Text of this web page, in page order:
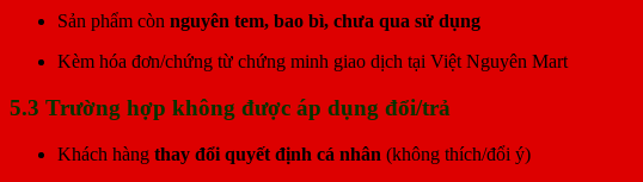
Sản phẩm còn nguyên tem, bao bì, chưa qua sử dụng
Kèm hóa đơn/chứng từ chứng minh giao dịch tại Việt Nguyên Mart
5.3 Trường hợp không được áp dụng đổi/trả
Khách hàng thay đổi quyết định cá nhân (không thích/đổi ý)